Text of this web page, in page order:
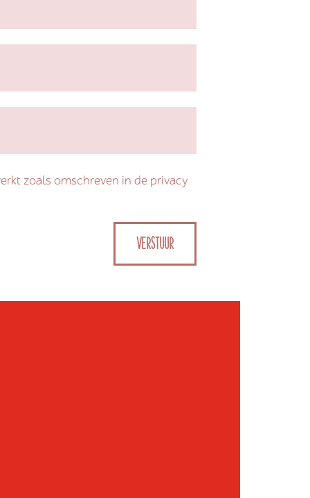
zoals omschreven in de privacy
VERSTUUR